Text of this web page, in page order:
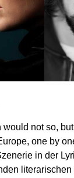
would not so,
one by
in der